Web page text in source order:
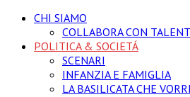
CHI SIAMO
COLLABORA CON
POLITICA & SOCIETÁ
SCENARI
INFANZIA E FAMIGLIA
LA BASILICATA CHE